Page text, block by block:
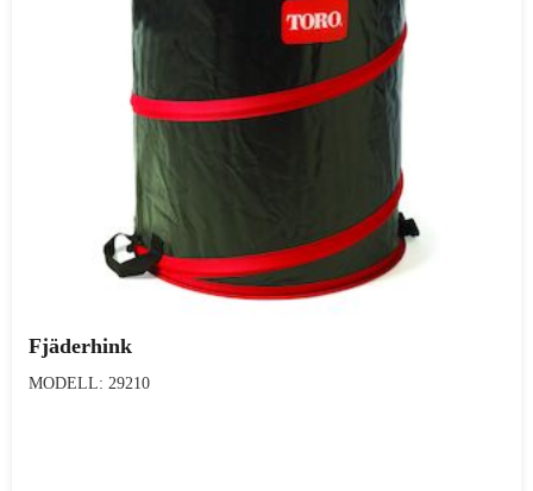
Fjäderhink
MODELL: 29210